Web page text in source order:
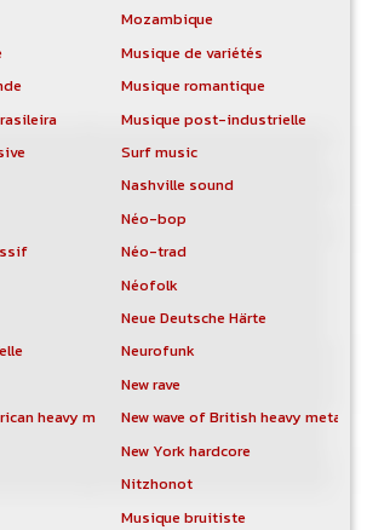
Mozambique
Musique de variétés
Musique romantique
Musique post-industrielle
Surf music
Nashville sound
Néo-bop
Néo-trad
Néofolk
Neue Deutsche Härte
Neurofunk
New rave
heavy metalNew wave of British heavy metal
New York hardcore
Nitzhonot
Musique bruitiste